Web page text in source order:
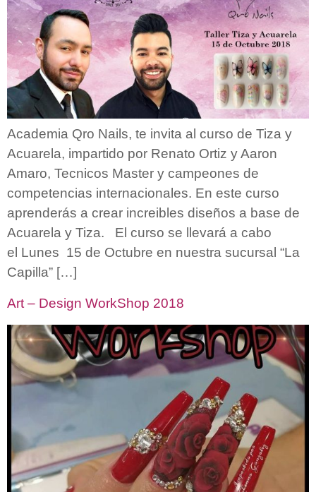
Academia Qro Nails, te invita al curso de Tiza y
Acuarela, impartido por Renato Ortiz y Aaron
Amaro, Tecnicos Master y campeones de
competencias internacionales. En este curso
aprenderás a crear increibles diseños a base de
Acuarela y Tiza. El curso se llevará a cabo
el Lunes 15 de Octubre en nuestra sucursal “La
Capilla” […]
Art – Design WorkShop 2018